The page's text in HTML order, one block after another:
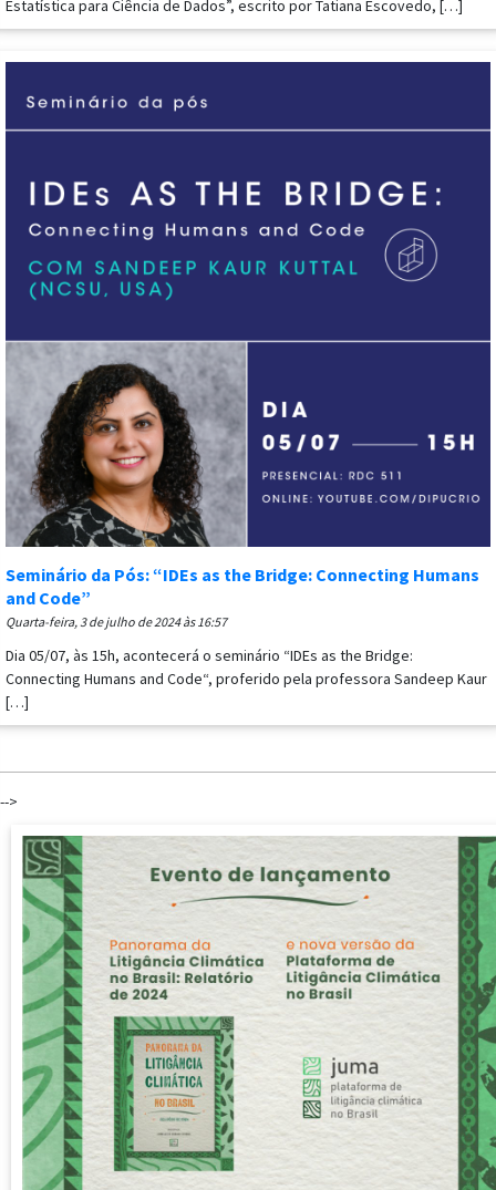
Estatística para Ciência de Dados”, escrito por Tatiana Escovedo, […]
Seminário da Pós: “IDEs as the Bridge: Connecting Humans
and Code”
quarta-feira, 3 de julho de 2024 às 16:57
Dia 05/07, às 15h, acontecerá o seminário “IDEs as the Bridge:
Connecting Humans and Code“, proferido pela professora Sandeep Kaur
[…]
-->